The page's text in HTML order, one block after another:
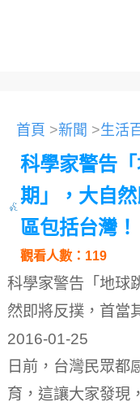
首頁 >新聞 >生活
科學家警告
期」，大自
區包括台灣！
觀看人數：119
科學家警告「地球
然即將反撲，首當
2016-01-25
日前，台灣民眾都
育，這讓大家發現